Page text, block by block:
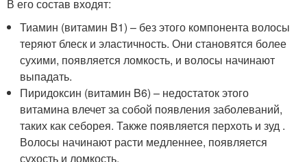
В его состав входят:
Тиамин (витамин B1) – без этого компонента волосы
теряют блеск и эластичность. Они становятся более
сухими, появляется ломкость, и волосы начинают
выпадать.
Пиридоксин (витамин B6) – недостаток этого
витамина влечет за собой появления заболеваний,
таких как себорея. Также появляется перхоть и зуд .
Волосы начинают расти медленнее, появляется
сухость и ломкость.